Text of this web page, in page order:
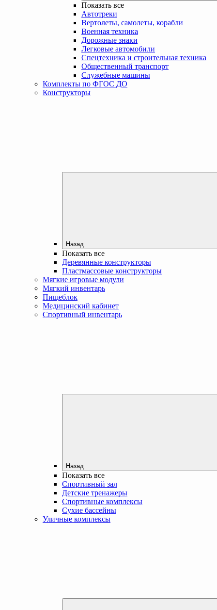
Показать все
Автотреки
Вертолеты, самолеты, корабли
Военная техника
Дорожные знаки
Легковые автомобили
Спецтехника и строительная техника
Общественный транспорт
Служебные машины
Комплекты по ФГОС ДО
Конструкторы
Назад
Показать все
Деревянные конструкторы
Пластмассовые конструкторы
Мягкие игровые модули
Мягкий инвентарь
Пищеблок
Медицинский кабинет
Спортивный инвентарь
Назад
Показать все
Спортивный зал
Детские тренажеры
Спортивные комплексы
Сухие бассейны
Уличные комплексы